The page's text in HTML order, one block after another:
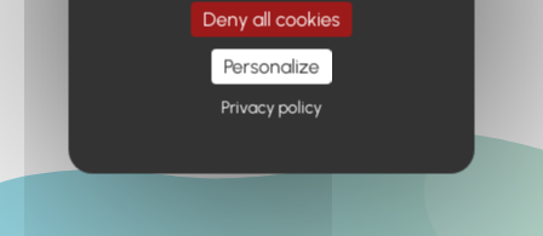
Deny all cookies
Personalize
Privacy policy